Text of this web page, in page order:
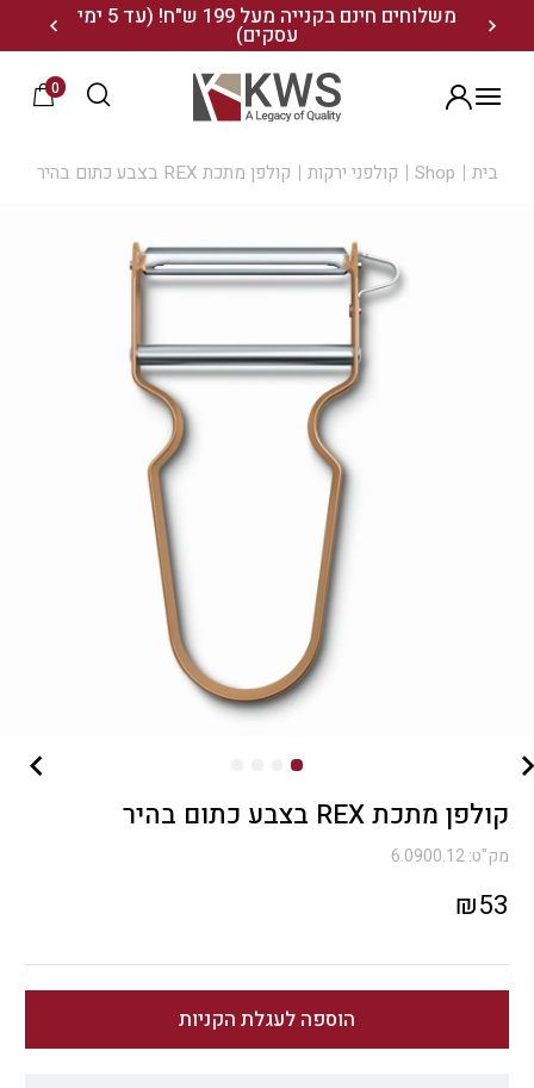
משלוחים חינם בקנייה מעל 199 ש"ח! (עד 5 ימי
עסקים) 20% הנחה על מגוון התיקים השוויצריים לחצו כאן>>
0
בית Shop קולפני ירקות קולפן מתכת REX בצבע כתום בהיר
קולפן מתכת REX בצבע כתום בהיר
מק"ט:6.0900.12
₪53
הוספה לעגלת הקניות